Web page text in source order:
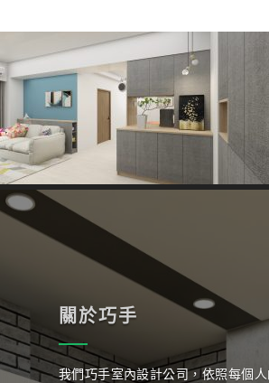
關於巧手
我們巧手室內設計公司，依照每個